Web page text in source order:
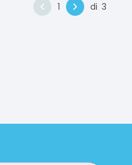
1 di 3